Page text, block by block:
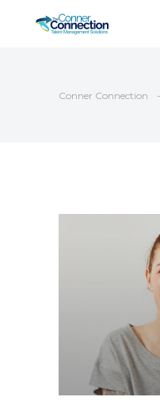
Conner Connection